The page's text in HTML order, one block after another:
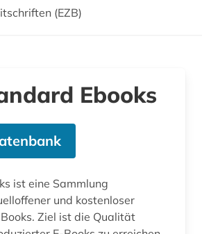
(EZB)
Ebooks
ist eine Sammlung
und kostenloser
Ziel ist die Qualität